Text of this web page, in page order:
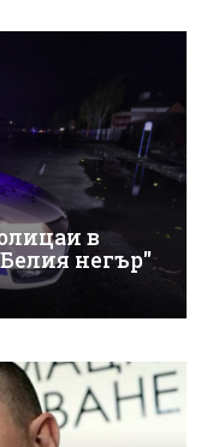
в
негър"